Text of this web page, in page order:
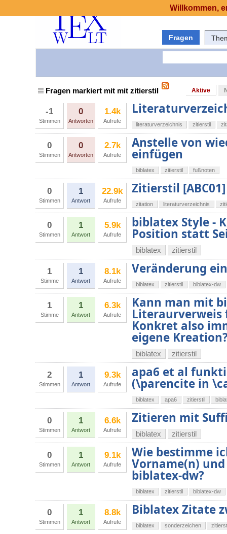
Fragen
Fragen markiert mit mit zitierstil Aktive
-1
Stimmen
0
Antworten
1.4k
Aufrufe
literaturverzeichnis zitierstil
0
Stimmen
0
Antworten
2.7k
Aufrufe
Anstelle von
einfügen
biblatex zitierstil fußnoten
0
Stimmen
1
Antwort
22.9k
Aufrufe
Zitierstil [ABC01]
zitation literaturverzeichnis
0
Stimmen
1
Antwort
5.9k
Aufrufe
biblatex Style -
Position statt
biblatex zitierstil
1
Stimme
1
Antwort
8.1k
Aufrufe
Veränderung
biblatex zitierstil biblatex-dw
1
Stimme
1
Antwort
6.3k
Aufrufe
Kann man mit
Literaurverweis
Konkret also
eigene
biblatex zitierstil
2
Stimmen
1
Antwort
9.3k
Aufrufe
apa6 et al
(\parencite in
biblatex apa6 zitierstil
0
Stimmen
1
Antwort
6.6k
Aufrufe
Zitieren mit
biblatex zitierstil
0
Stimmen
1
Antwort
9.1k
Aufrufe
Wie bestimme
Vorname(n)
biblatex-dw?
biblatex zitierstil biblatex-dw
0
Stimmen
1
Antwort
8.8k
Aufrufe
Biblatex Zitate
biblatex sonderzeichen
Willkommen,